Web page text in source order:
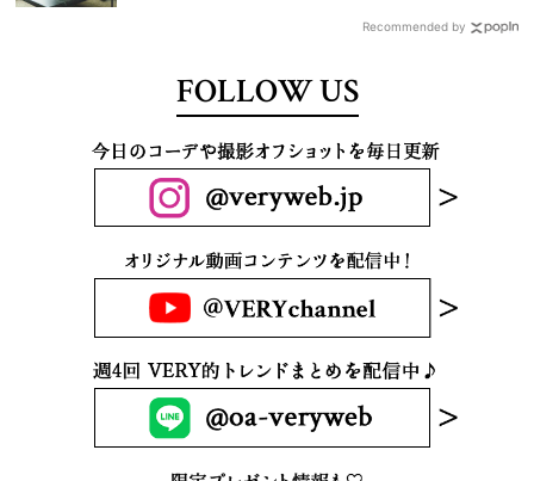
Recommended by
FOLLOW US